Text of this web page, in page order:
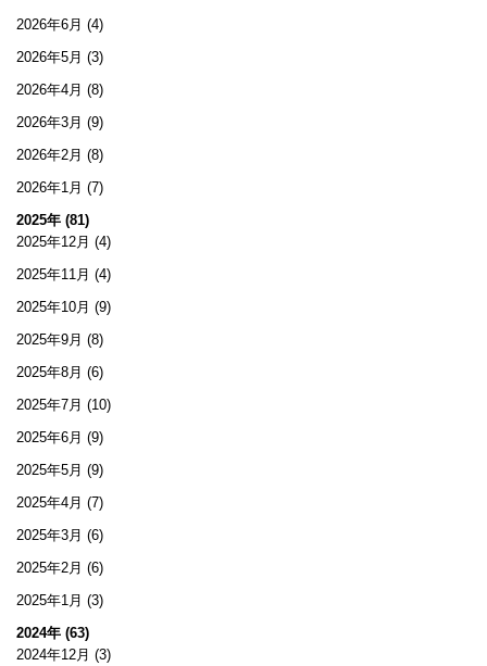
2026年6月 (4)
2026年5月 (3)
2026年4月 (8)
2026年3月 (9)
2026年2月 (8)
2026年1月 (7)
2025年 (81)
2025年12月 (4)
2025年11月 (4)
2025年10月 (9)
2025年9月 (8)
2025年8月 (6)
2025年7月 (10)
2025年6月 (9)
2025年5月 (9)
2025年4月 (7)
2025年3月 (6)
2025年2月 (6)
2025年1月 (3)
2024年 (63)
2024年12月 (3)